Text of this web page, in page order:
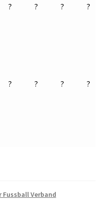
? ? ? ?
? ? ? ?
Fussball Verband